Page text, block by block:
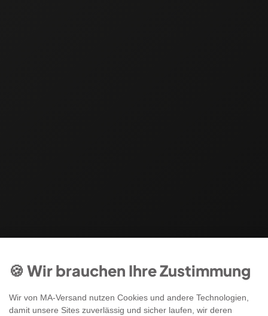
🍪 Wir brauchen Ihre Zustimmung
Wir von MA-Versand nutzen Cookies und andere Technologien,
damit unsere Sites zuverlässig und sicher laufen, wir deren